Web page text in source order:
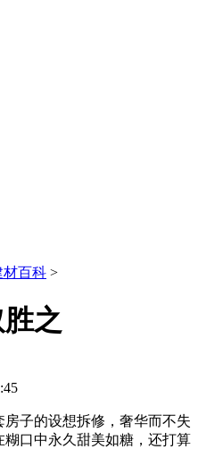
材百科 >
之
子的设想拆修，奢华而不失
口中永久甜美如糖，还打算